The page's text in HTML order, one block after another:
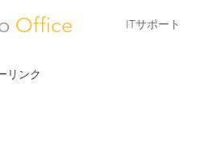
Office ITサポート
リンク